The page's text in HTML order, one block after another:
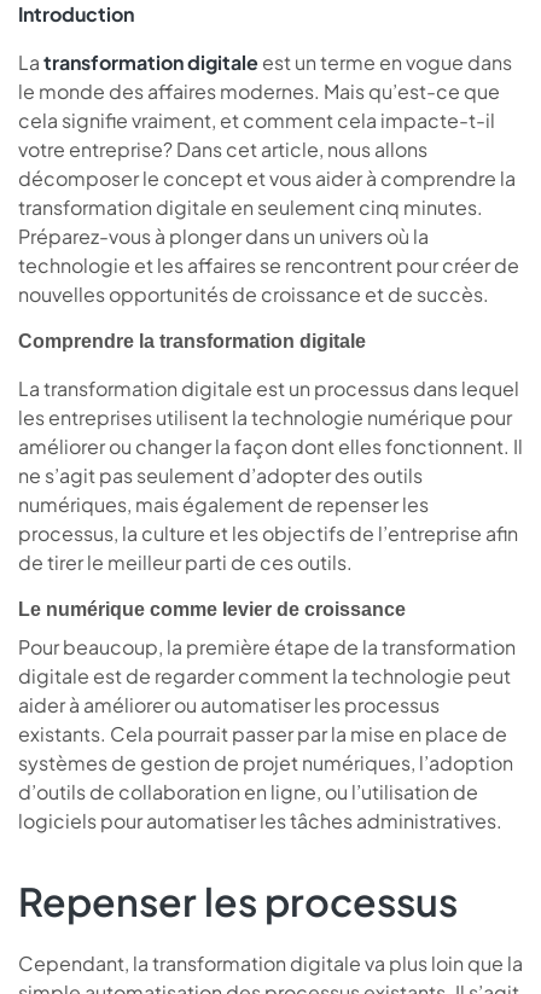
Introduction
Latransformation digitaleest un terme en vogue dans
le monde des affaires modernes. Mais qu’est-ce que
cela signifie vraiment, et comment cela impacte-t-il
votre entreprise? Dans cet article, nous allons
décomposer le concept et vous aider à comprendre la
transformation digitale en seulement cinq minutes.
Préparez-vous à plonger dans un univers où la
technologie et les affaires se rencontrent pour créer de
nouvelles opportunités de croissance et de succès.
Comprendre la transformation digitale
La transformation digitale est un processus dans lequel
les entreprises utilisent la technologie numérique pour
améliorer ou changer la façon dont elles fonctionnent. Il
ne s’agit pas seulement d’adopter des outils
numériques, mais également de repenser les
processus, la culture et les objectifs de l’entreprise afin
de tirer le meilleur parti de ces outils.
Le numérique comme levier de croissance
Pour beaucoup, la première étape de la transformation
digitale est de regarder comment la technologie peut
aider à améliorer ou automatiser les processus
existants. Cela pourrait passer par la mise en place de
systèmes de gestion de projet numériques, l’adoption
d’outils de collaboration en ligne, ou l’utilisation de
logiciels pour automatiser les tâches administratives.
Repenser les processus
Cependant, la transformation digitale va plus loin que la